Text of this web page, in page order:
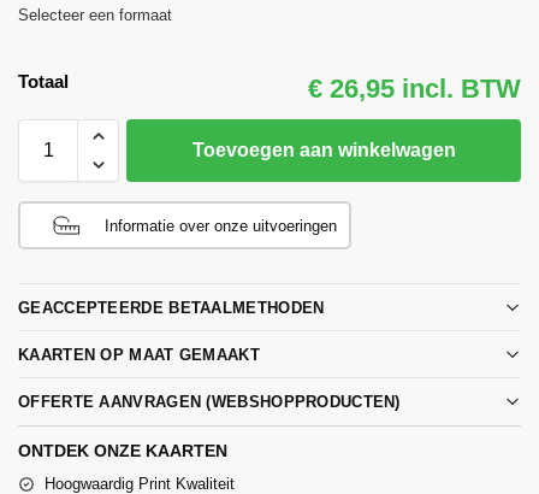
Selecteer een formaat
Totaal € 26,95 incl. BTW
Toevoegen aan winkelwagen
Informatie over onze uitvoeringen
GEACCEPTEERDE BETAALMETHODEN
KAARTEN OP MAAT GEMAAKT
OFFERTE AANVRAGEN (WEBSHOPPRODUCTEN)
ONTDEK ONZE KAARTEN
Hoogwaardig Print Kwaliteit